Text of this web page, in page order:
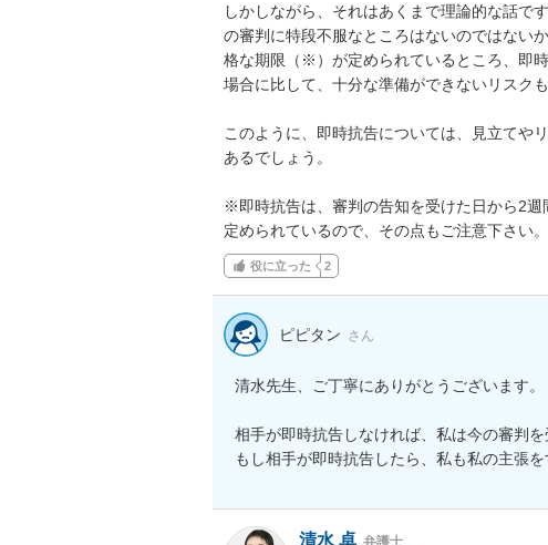
しかしながら、それはあくまで理論的な話で
の審判に特段不服なところはないのではない
格な期限（※）が定められているところ、即
場合に比して、十分な準備ができないリスクも
このように、即時抗告については、見立てや
あるでしょう。
※即時抗告は、審判の告知を受けた日から2
定められているので、その点もご注意下さい。
役に立った 2
ピピタン さん
清水先生、ご丁寧にありがとうございます。
相手が即時抗告しなければ、私は今の審判を
もし相手が即時抗告したら、私も私の主張
清水 卓 弁護士